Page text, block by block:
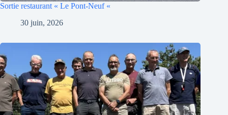
Sortie restaurant « Le Pont-Neuf «
30 juin, 2026